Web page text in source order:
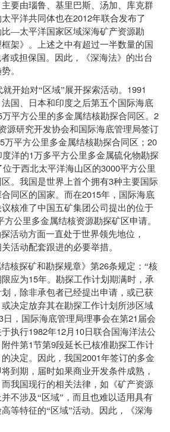
要由瑙鲁、基里巴斯、汤加、库克群
平洋共同体也在2012年联合发布了
—太平洋国家区域深海矿产资源勘
架》。上述之中有超过一半数量的国
或担保国。因此，《深海法》的出台
。
就开始对“区域”展开探索活动。 1991
国、日本和印度之后第五个国际海底
万平方公里的多金属结核勘探合同区。 2
源研究开发协会和国际海底管理局签订
万平方公里多金属结核勘探合同区； 20
洋的1万多平方公里多金属硫化物勘探
位于西北太平洋海山区的3000平方公里
。我国是世界上首个拥有3种主要国际
同区的国家。而在2015年，国际海底
核准了中国五矿集团公司提出的位于
方公里多金属结核资源勘探矿区申请。
活动方面一直处于世界领先地位，
活动配套跟进的必要举措。
核探矿和勘探规章》第26条规定：“核
应为15年。勘探工作计划期满时，承
，除非承包者已经提出申请，或已获
决定放弃其在勘探工作计划所涉区域
日，国际海底管理局理事会在第21 届会
执行1982年12月 10日联合国海洋法公
件第1节第9段延长已核准勘探工作计
决定。因此，我国2001年签订的多金
到期，届时如果商业开发条件成熟，
我国现行的相关法律，如《矿产资源
不涉及“区域”，而且也难以适用具有
等特征的“区域”活动。因此，《深海